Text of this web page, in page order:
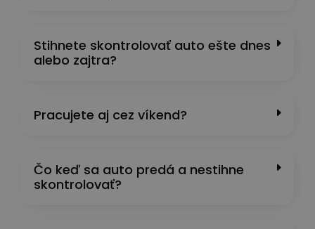
Stihnete skontrolovať auto ešte dnes
alebo zajtra?
Pracujete aj cez víkend?
Čo keď sa auto predá a nestihne
skontrolovať?